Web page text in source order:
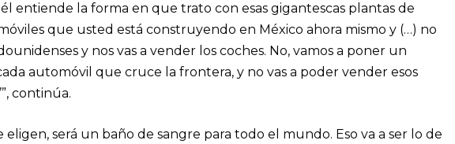
entiende la forma en que trato con esas gigantescas plantas de
que usted está construyendo en México ahora mismo y (…) no
y nos vas a vender los coches. No, vamos a poner un
automóvil que cruce la frontera, y no vas a poder vender esos
continúa.
eligen, será un baño de sangre para todo el mundo. Eso va a ser lo de